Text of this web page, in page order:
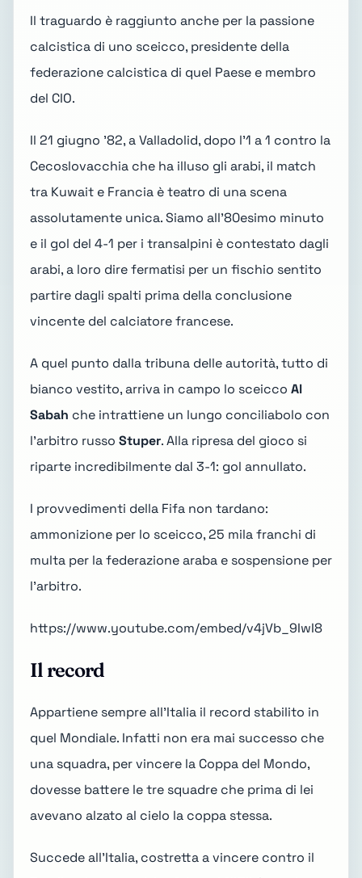
Il traguardo è raggiunto anche per la passione
calcistica di uno sceicco, presidente della
federazione calcistica di quel Paese e membro
del CIO.
Il 21 giugno '82, a Valladolid, dopo l'1 a 1 contro la
Cecoslovacchia che ha illuso gli arabi, il match
tra Kuwait e Francia è teatro di una scena
assolutamente unica. Siamo all'80esimo minuto
e il gol del 4-1 per i transalpini è contestato dagli
arabi, a loro dire fermatisi per un fischio sentito
partire dagli spalti prima della conclusione
vincente del calciatore francese.
A quel punto dalla tribuna delle autorità, tutto di
bianco vestito, arriva in campo lo sceicco Al
Sabah che intrattiene un lungo conciliabolo con
l'arbitro russo Stuper. Alla ripresa del gioco si
riparte incredibilmente dal 3-1: gol annullato.
I provvedimenti della Fifa non tardano:
ammonizione per lo sceicco, 25 mila franchi di
multa per la federazione araba e sospensione per
l'arbitro.
https://www.youtube.com/embed/v4jVb_9IwI8
Il record
Appartiene sempre all'Italia il record stabilito in
quel Mondiale. Infatti non era mai successo che
una squadra, per vincere la Coppa del Mondo,
dovesse battere le tre squadre che prima di lei
avevano alzato al cielo la coppa stessa.
Succede all'Italia, costretta a vincere contro il